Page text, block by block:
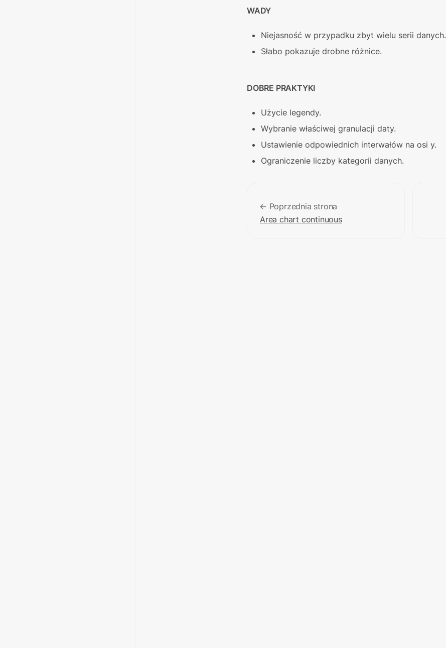
WADY
Niejasność w przypadku zbyt wielu serii danych.
Słabo pokazuje drobne różnice.
DOBRE PRAKTYKI
Użycie legendy.
Wybranie właściwej granulacji daty.
Ustawienie odpowiednich interwałów na osi y.
Ograniczenie liczby kategorii danych.
← Poprzednia strona
Area chart continuous